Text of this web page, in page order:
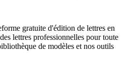
gratuite d'édition de lettres en
lettres professionnelles pour toute
de modèles et nos outils